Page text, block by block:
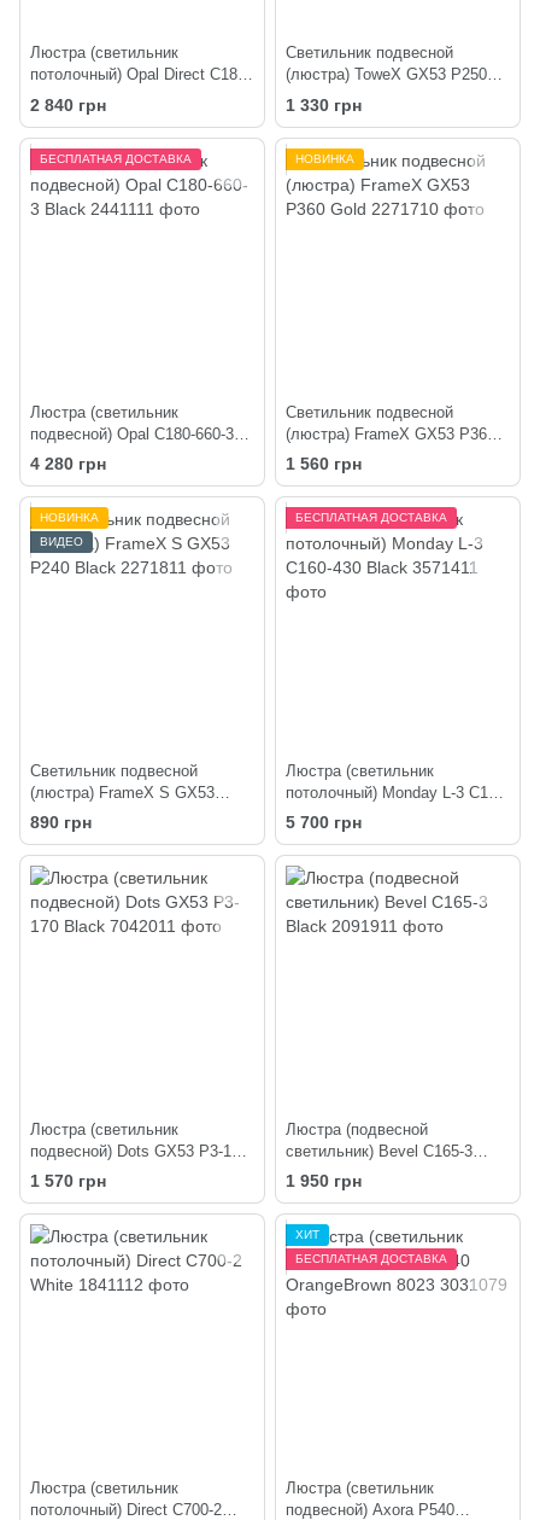
Люстра (светильник
потолочный) Opal Direct C180-
2 White
2 840 грн
Светильник подвесной
(люстра) ToweX GX53 P250
White
1 330 грн
БЕСПЛАТНАЯ ДОСТАВКА
Люстра (светильник
подвесной) Opal C180-660-3
Black
4 280 грн
НОВИНКА
Светильник подвесной
(люстра) FrameX GX53 P360
Gold
1 560 грн
НОВИНКА
ВИДЕО
Светильник подвесной
(люстра) FrameX S GX53
P240 Black
890 грн
БЕСПЛАТНАЯ ДОСТАВКА
Люстра (светильник
потолочный) Monday L-3 C160-
430 Black
5 700 грн
Люстра (светильник
подвесной) Dots GX53 P3-170
Black
1 570 грн
Люстра (подвесной
светильник) Bevel C165-3
Black
1 950 грн
Люстра (светильник
потолочный) Direct C700-2
ХИТ
БЕСПЛАТНАЯ ДОСТАВКА
Люстра (светильник
подвесной) Axora P540